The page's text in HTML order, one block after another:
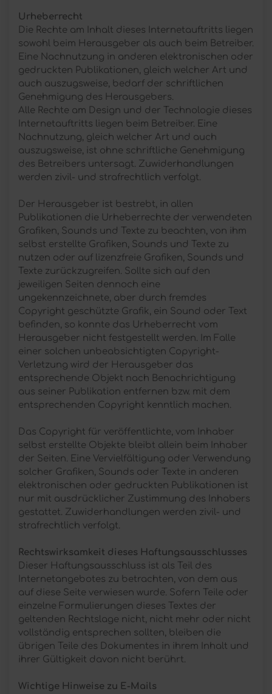
Urheberrecht
Die Rechte am Inhalt dieses Internetauftritts liegen
sowohl beim Herausgeber als auch beim Betreiber.
Eine Nachnutzung in anderen elektronischen oder
gedruckten Publikationen, gleich welcher Art und
auch auszugsweise, bedarf der schriftlichen
Genehmigung des Herausgebers.
Alle Rechte am Design und der Technologie dieses
Internetauftritts liegen beim Betreiber. Eine
Nachnutzung, gleich welcher Art und auch
auszugsweise, ist ohne schriftliche Genehmigung
des Betreibers untersagt. Zuwiderhandlungen
werden zivil- und strafrechtlich verfolgt.
Der Herausgeber ist bestrebt, in allen
Publikationen die Urheberrechte der verwendeten
Grafiken, Sounds und Texte zu beachten, von ihm
selbst erstellte Grafiken, Sounds und Texte zu
nutzen oder auf lizenzfreie Grafiken, Sounds und
Texte zurückzugreifen. Sollte sich auf den
jeweiligen Seiten dennoch eine
ungekennzeichnete, aber durch fremdes
Copyright geschützte Grafik, ein Sound oder Text
befinden, so konnte das Urheberrecht vom
Herausgeber nicht festgestellt werden. Im Falle
einer solchen unbeabsichtigten Copyright-
Verletzung wird der Herausgeber das
entsprechende Objekt nach Benachrichtigung
aus seiner Publikation entfernen bzw. mit dem
entsprechenden Copyright kenntlich machen.
Das Copyright für veröffentlichte, vom Inhaber
selbst erstellte Objekte bleibt allein beim Inhaber
der Seiten. Eine Vervielfältigung oder Verwendung
solcher Grafiken, Sounds oder Texte in anderen
elektronischen oder gedruckten Publikationen ist
nur mit ausdrücklicher Zustimmung des Inhabers
gestattet. Zuwiderhandlungen werden zivil- und
strafrechtlich verfolgt.
Rechtswirksamkeit dieses Haftungsausschlusses
Dieser Haftungsausschluss ist als Teil des
Internetangebotes zu betrachten, von dem aus
auf diese Seite verwiesen wurde. Sofern Teile oder
einzelne Formulierungen dieses Textes der
geltenden Rechtslage nicht, nicht mehr oder nicht
vollständig entsprechen sollten, bleiben die
übrigen Teile des Dokumentes in ihrem Inhalt und
ihrer Gültigkeit davon nicht berührt.
Wichtige Hinweise zu E-Mails